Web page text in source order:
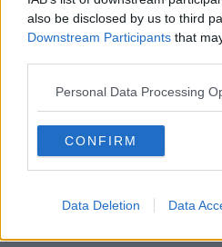
also be disclosed by us to third
Downstream Participants that
Personal Data Processing
CONFIRM
Data Deletion Data
Il giro d'affari stimati, da quanto si
mese.
Firenze in cui saranno descritti i